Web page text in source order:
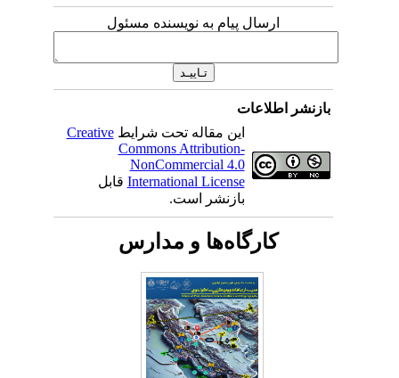
ارسال پیام به نویسنده مسئول
بازنشر اطلاعات
این مقاله تحت شرایطCreative
Commons Attribution-
NonCommercial 4.0
International Licenseقابل
بازنشر است.
کارگاه‌ها و مدارس